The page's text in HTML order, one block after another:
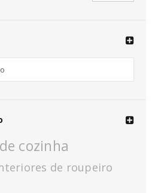
cozinha
de roupeiro